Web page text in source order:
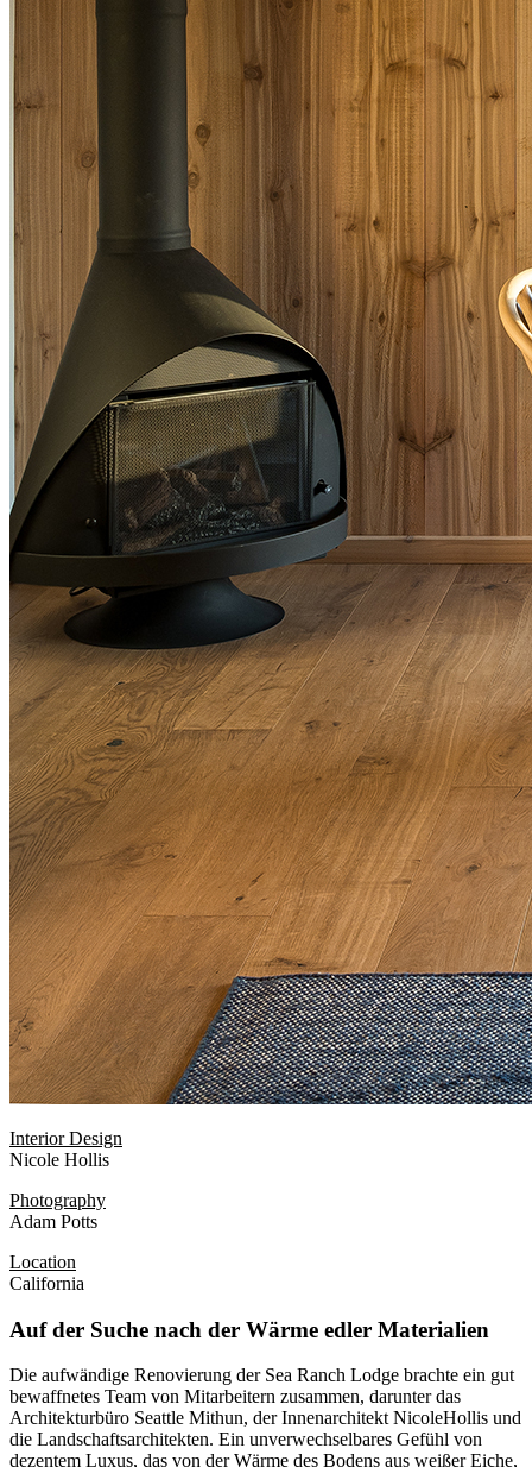
Interior Design
Nicole Hollis
Photography
Adam Potts
Location
California
Auf der Suche nach der Wärme edler Materialien
Die aufwändige Renovierung der Sea Ranch Lodge brachte ein gut
bewaffnetes Team von Mitarbeitern zusammen, darunter das
Architekturbüro Seattle Mithun, der Innenarchitekt NicoleHollis und
die Landschaftsarchitekten. Ein unverwechselbares Gefühl von
dezentem Luxus, das von der Wärme des Bodens aus weißer Eiche,